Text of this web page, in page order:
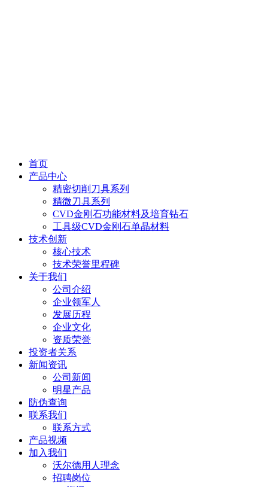
首页
产品中心
精密切削刀具系列
精微刀具系列
CVD金刚石功能材料及培育钻石
工具级CVD金刚石单晶材料
技术创新
核心技术
技术荣誉里程碑
关于我们
公司介绍
企业领军人
发展历程
企业文化
资质荣誉
投资者关系
新闻资讯
公司新闻
明星产品
防伪查询
联系我们
联系方式
产品视频
加入我们
沃尔德用人理念
招聘岗位